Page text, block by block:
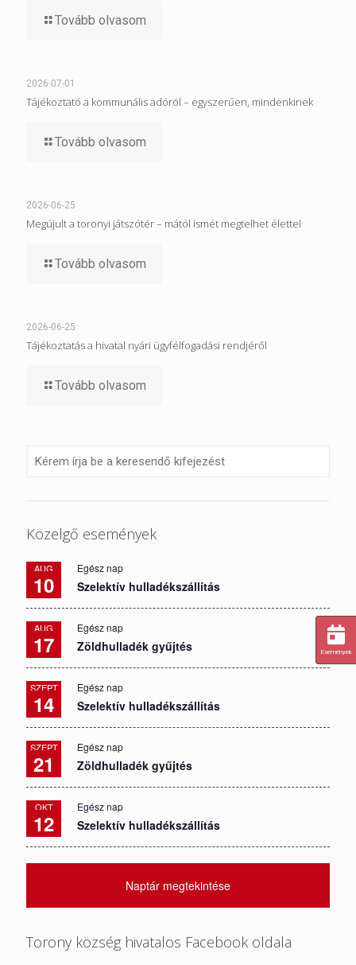
Tovább olvasom
2026-07-01
Tájékoztató a kommunális adóról – egyszerűen, mindenkinek
Tovább olvasom
2026-06-25
Megújult a toronyi játszótér – mától ismét megtelhet élettel
Tovább olvasom
2026-06-25
Tájékoztatás a hivatal nyári ügyfélfogadási rendjéről
Tovább olvasom
Közelgő események
AUG
10
Egész nap
Szelektív hulladékszállítás
AUG
17
Egész nap
Zöldhulladék gyűjtés
SZEPT
14
Egész nap
Szelektív hulladékszállítás
SZEPT
21
Egész nap
Zöldhulladék gyűjtés
OKT
12
Egész nap
Szelektív hulladékszállítás
Naptár megtekintése
Torony község hivatalos Facebook oldala
Események